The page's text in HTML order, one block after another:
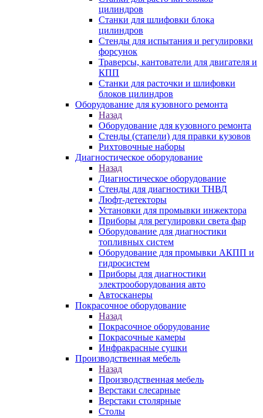
цилиндров
Станки для шлифовки блока
цилиндров
Стенды для испытания и регулировки
форсунок
Траверсы, кантователи для двигателя и
КПП
Станки для расточки и шлифовки
блоков цилиндров
Оборудование для кузовного ремонта
Назад
Оборудование для кузовного ремонта
Стенды (стапели) для правки кузовов
Рихтовочные наборы
Диагностическое оборудование
Назад
Диагностическое оборудование
Стенды для диагностики ТНВД
Люфт-детекторы
Установки для промывки инжектора
Приборы для регулировки света фар
Оборудование для диагностики
топливных систем
Оборудование для промывки АКПП и
гидросистем
Приборы для диагностики
электрооборудования авто
Автосканеры
Покрасочное оборудование
Назад
Покрасочное оборудование
Покрасочные камеры
Инфракрасные сушки
Производственная мебель
Назад
Производственная мебель
Верстаки слесарные
Верстаки столярные
Столы